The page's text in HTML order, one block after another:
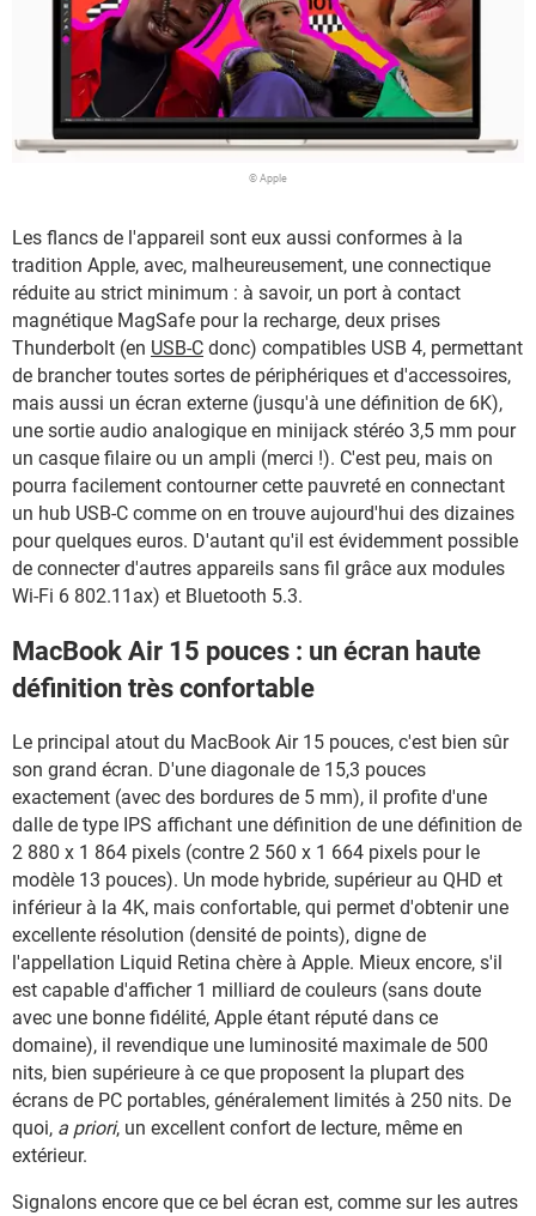
© Apple
Les flancs de l'appareil sont eux aussi conformes à la
tradition Apple, avec, malheureusement, une connectique
réduite au strict minimum : à savoir, un port à contact
magnétique MagSafe pour la recharge, deux prises
Thunderbolt (en USB-C donc) compatibles USB 4, permettant
de brancher toutes sortes de périphériques et d'accessoires,
mais aussi un écran externe (jusqu'à une définition de 6K),
une sortie audio analogique en minijack stéréo 3,5 mm pour
un casque filaire ou un ampli (merci !). C'est peu, mais on
pourra facilement contourner cette pauvreté en connectant
un hub USB-C comme on en trouve aujourd'hui des dizaines
pour quelques euros. D'autant qu'il est évidemment possible
de connecter d'autres appareils sans fil grâce aux modules
Wi-Fi 6 802.11ax) et Bluetooth 5.3.
MacBook Air 15 pouces : un écran haute
définition très confortable
Le principal atout du MacBook Air 15 pouces, c'est bien sûr
son grand écran. D'une diagonale de 15,3 pouces
exactement (avec des bordures de 5 mm), il profite d'une
dalle de type IPS affichant une définition de une définition de
2 880 x 1 864 pixels (contre 2 560 x 1 664 pixels pour le
modèle 13 pouces). Un mode hybride, supérieur au QHD et
inférieur à la 4K, mais confortable, qui permet d'obtenir une
excellente résolution (densité de points), digne de
l'appellation Liquid Retina chère à Apple. Mieux encore, s'il
est capable d'afficher 1 milliard de couleurs (sans doute
avec une bonne fidélité, Apple étant réputé dans ce
domaine), il revendique une luminosité maximale de 500
nits, bien supérieure à ce que proposent la plupart des
écrans de PC portables, généralement limités à 250 nits. De
quoi, a priori, un excellent confort de lecture, même en
extérieur.
Signalons encore que ce bel écran est, comme sur les autres